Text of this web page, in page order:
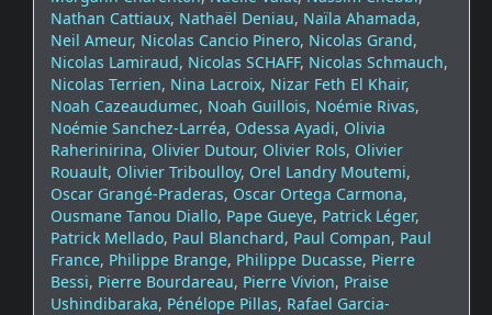
Nathan Cattiaux, Nathaël Deniau, Naïla Ahamada,
Neil Ameur, Nicolas Cancio Pinero, Nicolas Grand,
Nicolas Lamiraud, Nicolas SCHAFF, Nicolas Schmauch,
Nicolas Terrien, Nina Lacroix, Nizar Feth El Khair,
Noah Cazeaudumec, Noah Guillois, Noémie Rivas,
Noémie Sanchez-Larréa, Odessa Ayadi, Olivia
Raherinirina, Olivier Dutour, Olivier Rols, Olivier
Rouault, Olivier Triboulloy, Orel Landry Moutemi,
Oscar Grangé-Praderas, Oscar Ortega Carmona,
Ousmane Tanou Diallo, Pape Gueye, Patrick Léger,
Patrick Mellado, Paul Blanchard, Paul Compan, Paul
France, Philippe Brange, Philippe Ducasse, Pierre
Bessi, Pierre Bourdareau, Pierre Vivion, Praise
Ushindibaraka, Pénélope Pillas, Rafael Garcia-